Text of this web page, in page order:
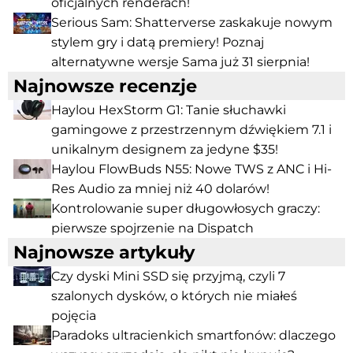
oficjalnych renderach!
Serious Sam: Shatterverse zaskakuje nowym
stylem gry i datą premiery! Poznaj
alternatywne wersje Sama już 31 sierpnia!
Najnowsze recenzje
Haylou HexStorm G1: Tanie słuchawki
gamingowe z przestrzennym dźwiękiem 7.1 i
unikalnym designem za jedyne $35!
Haylou FlowBuds N55: Nowe TWS z ANC i Hi-
Res Audio za mniej niż 40 dolarów!
Kontrolowanie super długowłosych graczy:
pierwsze spojrzenie na Dispatch
Najnowsze artykuły
Czy dyski Mini SSD się przyjmą, czyli 7
szalonych dysków, o których nie miałeś
pojęcia
Paradoks ultracienkich smartfonów: dlaczego